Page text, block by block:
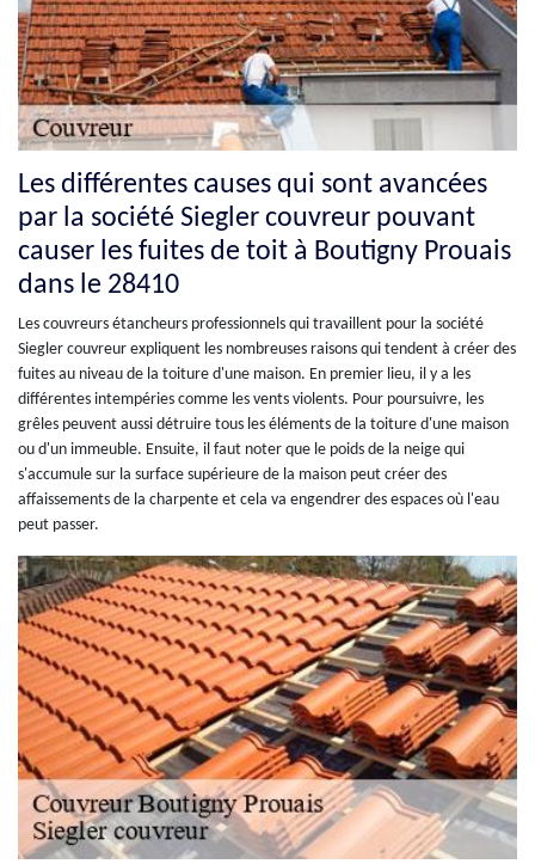
Les différentes causes qui sont avancées
par la société Siegler couvreur pouvant
causer les fuites de toit à Boutigny Prouais
dans le 28410
Les couvreurs étancheurs professionnels qui travaillent pour la société
Siegler couvreur expliquent les nombreuses raisons qui tendent à créer des
fuites au niveau de la toiture d'une maison. En premier lieu, il y a les
différentes intempéries comme les vents violents. Pour poursuivre, les
grêles peuvent aussi détruire tous les éléments de la toiture d'une maison
ou d'un immeuble. Ensuite, il faut noter que le poids de la neige qui
s'accumule sur la surface supérieure de la maison peut créer des
affaissements de la charpente et cela va engendrer des espaces où l'eau
peut passer.